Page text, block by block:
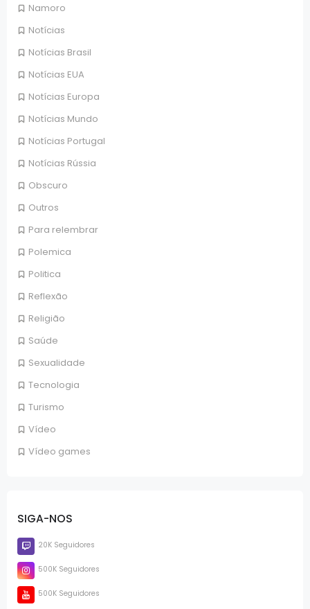
Namoro
Notícias
Notícias Brasil
Notícias EUA
Notícias Europa
Notícias Mundo
Notícias Portugal
Notícias Rússia
Obscuro
Outros
Para relembrar
Polemica
Politica
Reflexão
Religião
Saúde
Sexualidade
Tecnologia
Turismo
Vídeo
Vídeo games
SIGA-NOS
20K Seguidores
500K Seguidores
500K Seguidores